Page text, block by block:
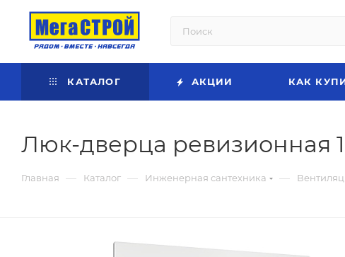
КАТАЛОГ АКЦИИ КАК
Люк-дверца ревизионная
Главная — Каталог — Инженерная сантехника —